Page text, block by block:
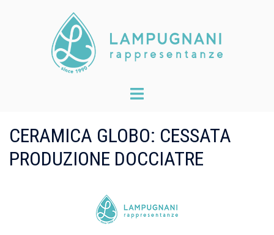
Toggle
CERAMICA GLOBO: CESSATA
PRODUZIONE DOCCIATRE